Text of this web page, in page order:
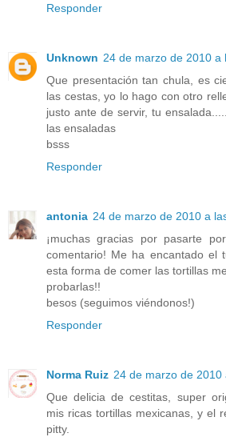
Responder
Unknown 24 de marzo de 2010 a
Que presentación tan chula, es
las cestas, yo lo hago con otro
justo ante de servir, tu
las ensaladas
bsss
Responder
antonia 24 de marzo de 2010 a
¡muchas gracias por pasarte
comentario! Me ha encantado el
esta forma de comer las tortillas
probarlas!!
besos (seguimos viéndonos!)
Responder
Norma Ruiz 24 de marzo de 2010
Que delicia de cestitas, super
mis ricas tortillas mexicanas, y el
pitty.